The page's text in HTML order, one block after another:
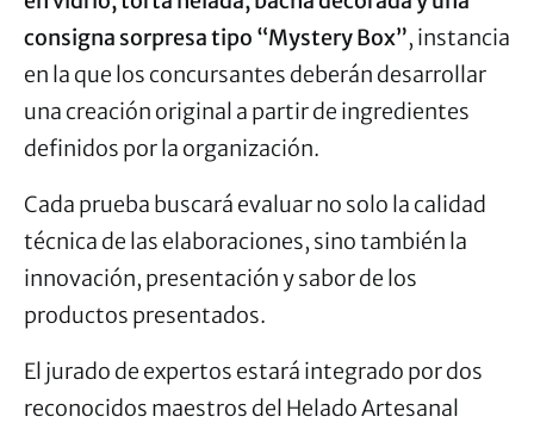
consigna sorpresa tipo “Mystery Box”, instancia
en la que los concursantes deberán desarrollar
una creación original a partir de ingredientes
definidos por la organización.
Cada prueba buscará evaluar no solo la calidad
técnica de las elaboraciones, sino también la
innovación, presentación y sabor de los
productos presentados.
El jurado de expertos estará integrado por dos
reconocidos maestros del Helado Artesanal